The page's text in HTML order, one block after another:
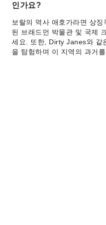
인가요?
보랄의 역사 애호가라면 상
된 브래드먼 박물관 및 국제
세요. 또한, Dirty Janes와 같
을 탐험하며 이 지역의 과거